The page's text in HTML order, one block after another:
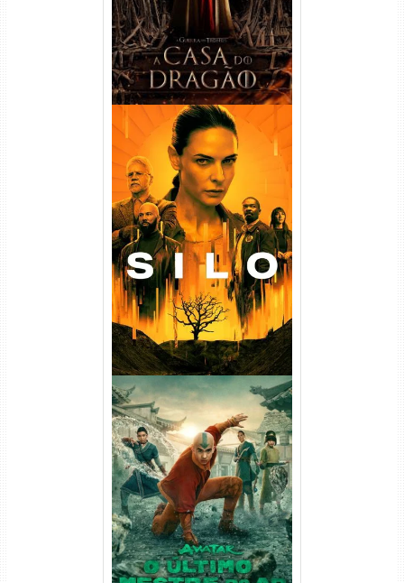
Silo 1ª Temporada Torrent
(2023) WEB-DL
720p/1080p/4K Dual Áudio
Avatar: O Último Mestre do
Ar 2ª Temporada Torrent
(2026) WEB-DL 1080p Dual
Áudio